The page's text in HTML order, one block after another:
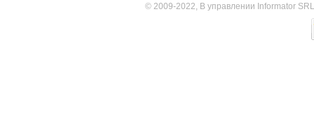
© 2009-2022, В управлении Informator SRL